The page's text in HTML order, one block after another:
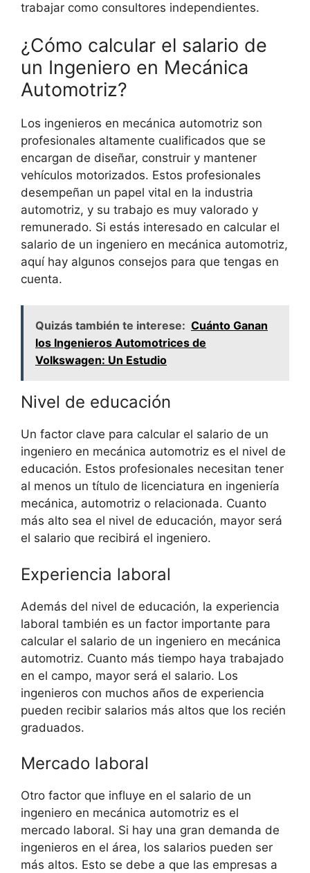
trabajar como consultores independientes.
¿Cómo calcular el salario de
un Ingeniero en Mecánica
Automotriz?
Los ingenieros en mecánica automotriz son
profesionales altamente cualificados que se
encargan de diseñar, construir y mantener
vehículos motorizados. Estos profesionales
desempeñan un papel vital en la industria
automotriz, y su trabajo es muy valorado y
remunerado. Si estás interesado en calcular el
salario de un ingeniero en mecánica automotriz,
aquí hay algunos consejos para que tengas en
cuenta.
Quizás también te interese: Cuánto Ganan
los Ingenieros Automotrices de
Volkswagen: Un Estudio
Nivel de educación
Un factor clave para calcular el salario de un
ingeniero en mecánica automotriz es el nivel de
educación. Estos profesionales necesitan tener
al menos un título de licenciatura en ingeniería
mecánica, automotriz o relacionada. Cuanto
más alto sea el nivel de educación, mayor será
el salario que recibirá el ingeniero.
Experiencia laboral
Además del nivel de educación, la experiencia
laboral también es un factor importante para
calcular el salario de un ingeniero en mecánica
automotriz. Cuanto más tiempo haya trabajado
en el campo, mayor será el salario. Los
ingenieros con muchos años de experiencia
pueden recibir salarios más altos que los recién
graduados.
Mercado laboral
Otro factor que influye en el salario de un
ingeniero en mecánica automotriz es el
mercado laboral. Si hay una gran demanda de
ingenieros en el área, los salarios pueden ser
más altos. Esto se debe a que las empresas a